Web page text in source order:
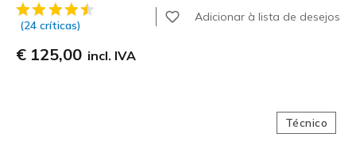
3$7 de 5 – Classificação do cliente
(24 críticas)
Adicionar à lista de desejos
€ 125,00 incl. IVA
Técnico